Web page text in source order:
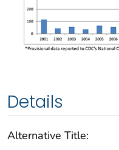
Details
Alternative Title: